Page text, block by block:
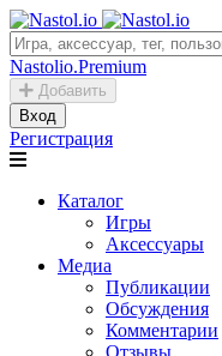
Nastolio.Premium
Добавить
Вход
Регистрация
Каталог
Игры
Аксессуары
Медиа
Публикации
Обсуждения
Комментарии
Отзывы